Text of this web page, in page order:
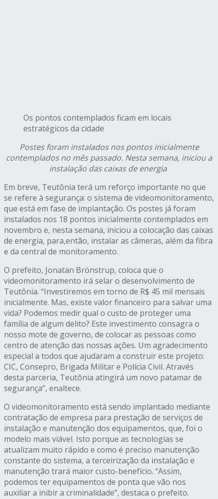
Os pontos contemplados ficam em locais
estratégicos da cidade
Postes foram instalados nos pontos inicialmente
contemplados no mês passado. Nesta semana, iniciou a
instalação das caixas de energia
Em breve, Teutônia terá um reforço importante no que
se refere à segurança: o sistema de videomonitoramento,
que está em fase de implantação. Os postes já foram
instalados nos 18 pontos inicialmente contemplados em
novembro e, nesta semana, iniciou a colocação das caixas
de energia, para,então, instalar as câmeras, além da fibra
e da central de monitoramento.
O prefeito, Jonatan Brönstrup, coloca que o
videomonitoramento irá selar o desenvolvimento de
Teutônia. “Investiremos em torno de R$ 45 mil mensais
inicialmente. Mas, existe valor financeiro para salvar uma
vida? Podemos medir qual o custo de proteger uma
família de algum delito? Este investimento consagra o
nosso mote de governo, de colocar as pessoas como
centro de atenção das nossas ações. Um agradecimento
especial a todos que ajudaram a construir este projeto:
CIC, Consepro, Brigada Militar e Polícia Civil. Através
desta parceria, Teutônia atingirá um novo patamar de
segurança”, enaltece.
O videomonitoramento está sendo implantado mediante
contratação de empresa para prestação de serviços de
instalação e manutenção dos equipamentos, que, foi o
modelo mais viável. Isto porque as tecnologias se
atualizam muito rápido e como é preciso manutenção
constante do sistema, a terceirização da instalação e
manutenção trará maior custo-benefício. “Assim,
podemos ter equipamentos de ponta que vão nos
auxiliar a inibir a criminalidade”, destaca o prefeito.